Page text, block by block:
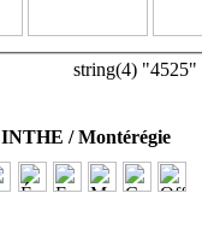
string(4) "4525"
/ Montérégie